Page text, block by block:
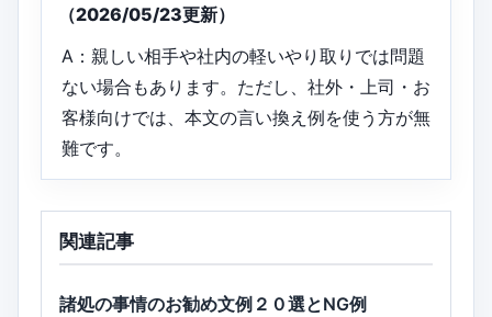
（2026/05/23更新）
A：親しい相手や社内の軽いやり取りでは問題
ない場合もあります。ただし、社外・上司・お
客様向けでは、本文の言い換え例を使う方が無
難です。
関連記事
諸処の事情のお勧め文例２０選とNG例